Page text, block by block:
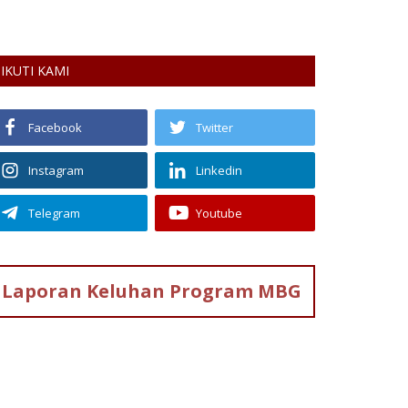
IKUTI KAMI
Facebook Twitter
Instagram Linkedin
Telegram Youtube
Laporan Keluhan Program MBG